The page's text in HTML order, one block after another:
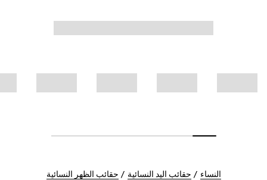
النساء حقائب اليد النسائية حقائب الظهر النسائية